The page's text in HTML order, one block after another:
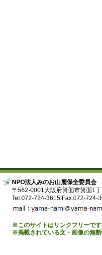
NPO法人みのお山麓保全委員会
〒562-0001大阪府箕面市箕面1
Tel.072-724-3615 Fax.072-724-
※このサイトはリンクフリーで
※掲載されている文・画像の無断